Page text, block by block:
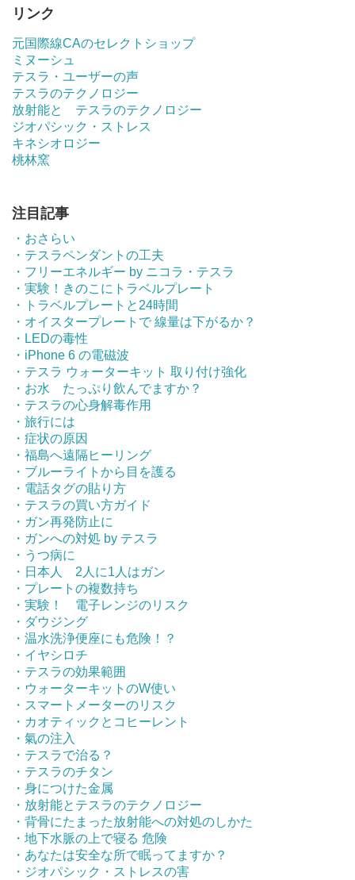
リンク
元国際線CAのセレクトショップ
ミヌーシュ
テスラ・ユーザーの声
テスラのテクノロジー
放射能と テスラのテクノロジー
ジオパシック・ストレス
キネシオロジー
桃林窯
注目記事
・おさらい
・テスラペンダントの工夫
・フリーエネルギー by ニコラ・テスラ
・実験！きのこにトラベルプレート
・トラベルプレートと24時間
・オイスタープレートで 線量は下がるか？
・LEDの毒性
・iPhone 6 の電磁波
・テスラ ウォーターキット 取り付け強化
・お水 たっぷり飲んでますか？
・テスラの心身解毒作用
・旅行には
・症状の原因
・福島へ遠隔ヒーリング
・ブルーライトから目を護る
・電話タグの貼り方
・テスラの買い方ガイド
・ガン再発防止に
・ガンへの対処 by テスラ
・うつ病に
・日本人 2人に1人はガン
・プレートの複数持ち
・実験！ 電子レンジのリスク
・ダウジング
・温水洗浄便座にも危険！？
・イヤシロチ
・テスラの効果範囲
・ウォーターキットのW使い
・スマートメーターのリスク
・カオティックとコヒーレント
・氣の注入
・テスラで治る？
・テスラのチタン
・身につけた金属
・放射能とテスラのテクノロジー
・背骨にたまった放射能への対処のしかた
・地下水脈の上で寝る 危険
・あなたは安全な所で眠ってますか？
・ジオパシック・ストレスの害